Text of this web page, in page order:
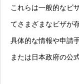
これらは一般的なビ
てさまざまなビザが
具体的な情報や申請
または日本政府の公